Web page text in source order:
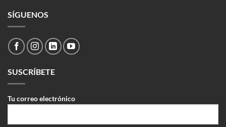
SÍGUENOS
SUSCRÍBETE
Tu correo electrónico